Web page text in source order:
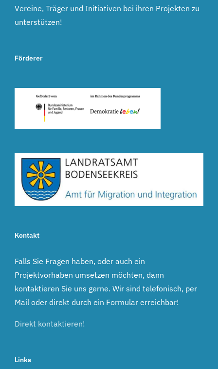
Vereine, Träger und Initiativen bei ihren Projekten zu
unterstützen!
Förderer
Kontakt
Falls Sie Fragen haben, oder auch ein
Projektvorhaben umsetzen möchten, dann
kontaktieren Sie uns gerne. Wir sind telefonisch, per
Mail oder direkt durch ein Formular erreichbar!
Direkt kontaktieren!
Links